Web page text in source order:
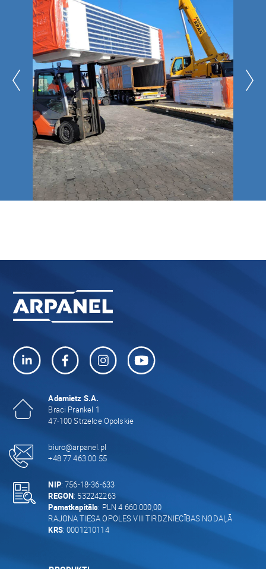
Adamietz S.A.
Braci Prankel 1
47-100 Strzelce Opolskie
biuro@arpanel.pl
+48 77 463 00 55
NIP: 756-18-36-633
REGON: 532242263
Pamatkapitāls: PLN 4 660 000,00
RAJONA TIESA OPOLES VIII TIRDZNIECĪBAS NODAĻĀ
KRS: 0001210114